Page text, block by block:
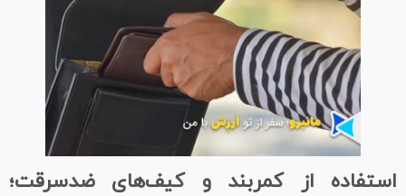
استفاده از کمربند و کیف‌های ضدسرقت؛